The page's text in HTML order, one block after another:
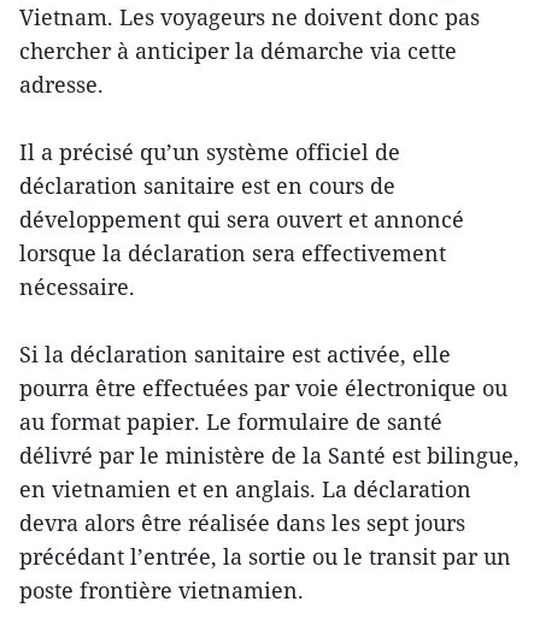
Vietnam. Les voyageurs ne doivent donc pas
chercher à anticiper la démarche via cette
adresse.
Il a précisé qu’un système officiel de
déclaration sanitaire est en cours de
développement qui sera ouvert et annoncé
lorsque la déclaration sera effectivement
nécessaire.
Si la déclaration sanitaire est activée, elle
pourra être effectuées par voie électronique ou
au format papier. Le formulaire de santé
délivré par le ministère de la Santé est bilingue,
en vietnamien et en anglais. La déclaration
devra alors être réalisée dans les sept jours
précédant l’entrée, la sortie ou le transit par un
poste frontière vietnamien.